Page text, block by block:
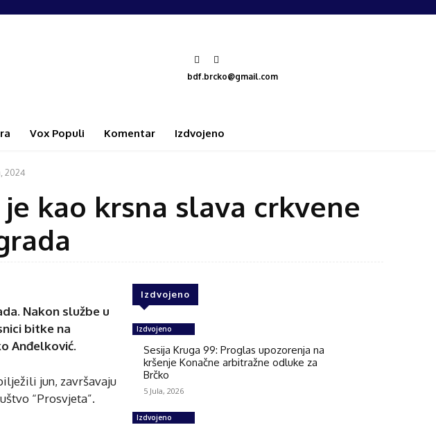
bdf.brcko@gmail.com
Vox Populi Komentar Izdvojeno
2024
kao krsna slava crkvene
Nakon službe u
bitke na
Anđelković.
jun, završavaju
“Prosvjeta”.
Izdvojeno
Izdvojeno
Sesija Kruga 99: Proglas upozorenja na
kršenje Konačne arbitražne odluke za
Brčko
5 Jula, 2026
Izdvojeno